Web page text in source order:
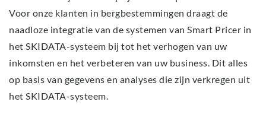
Voor onze klanten in bergbestemmingen draagt de
naadloze integratie van de systemen van Smart Pricer in
het SKIDATA-systeem bij tot het verhogen van uw
inkomsten en het verbeteren van uw business. Dit alles
op basis van gegevens en analyses die zijn verkregen uit
het SKIDATA-systeem.